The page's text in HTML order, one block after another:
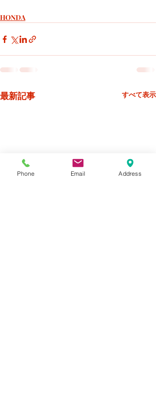
HONDA
最新記事 すべて表示
Phone Email Address